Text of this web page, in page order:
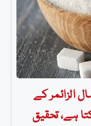
الزائمر کے